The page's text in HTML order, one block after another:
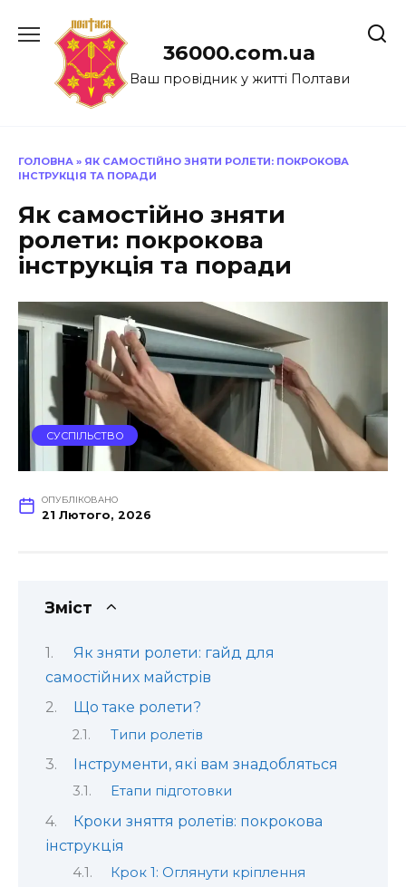
до
36000.com.ua
Ваш провідник у житті Полтави
ГОЛОВНА » ЯК САМОСТІЙНО ЗНЯТИ РОЛЕТИ: ПОКРОКОВА
ІНСТРУКЦІЯ ТА ПОРАДИ
Як самостійно зняти
ролети: покрокова
інструкція та поради
СУСПІЛЬСТВО
ОПУБЛІКОВАНО
21 Лютого, 2026
Зміст
Як зняти ролети: гайд для
самостійних майстрів
Що таке ролети?
Типи ролетів
Інструменти, які вам знадобляться
Етапи підготовки
Кроки зняття ролетів: покрокова
інструкція
Крок 1: Оглянути кріплення